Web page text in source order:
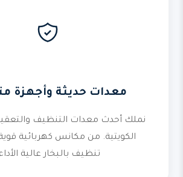
معدات حديثة وأجهزة
نملك أحدث معدات التنظيف
الكويتية. من مكانس كهربائية
تنظيف بالبخار عالية